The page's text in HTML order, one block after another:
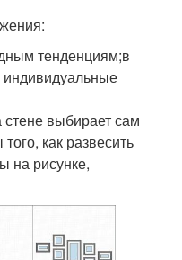
тенденциям;в
индивидуальные
выбирает сам
как развесить
на рисунке,